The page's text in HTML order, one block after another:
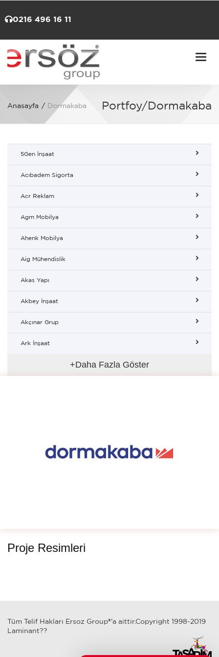
0216 496 16 11
Portfoy/Dormakaba
Anasayfa Dormakaba
5Gen İnşaat
Acıbadem Sigorta
Acr Reklam
Agm Mobilya
Ahenk Mobilya
Aig Mühendislik
Akas Yapı
Akbey İnşaat
Akçınar Grup
Ark İnşaat
+Daha Fazla Göster
Proje Resimleri
Tüm Telif Hakları Ersoz Group®'a aittir.Copyright 1998-2019
Laminant??